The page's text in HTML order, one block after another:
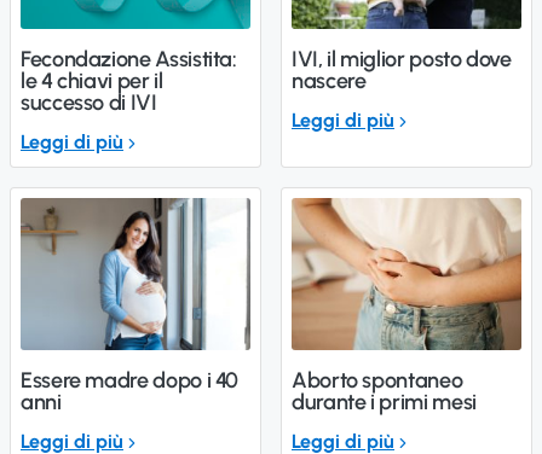
Fecondazione Assistita:
le 4 chiavi per il
successo di IVI
Leggi di più
IVI, il miglior posto dove
nascere
Leggi di più
Essere madre dopo i 40
anni
Leggi di più
Aborto spontaneo
durante i primi mesi
Leggi di più